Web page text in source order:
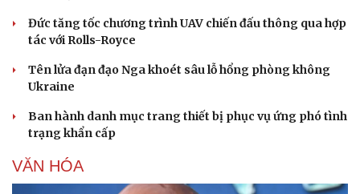
Đức tăng tốc chương trình UAV chiến đấu thông qua hợp
tác với Rolls-Royce
Tên lửa đạn đạo Nga khoét sâu lỗ hổng phòng không
Ukraine
Ban hành danh mục trang thiết bị phục vụ ứng phó tình
trạng khẩn cấp
VĂN HÓA